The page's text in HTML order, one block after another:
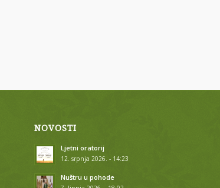
NOVOSTI
Ljetni oratorij
12. srpnja 2026. - 14:23
Nuštru u pohode